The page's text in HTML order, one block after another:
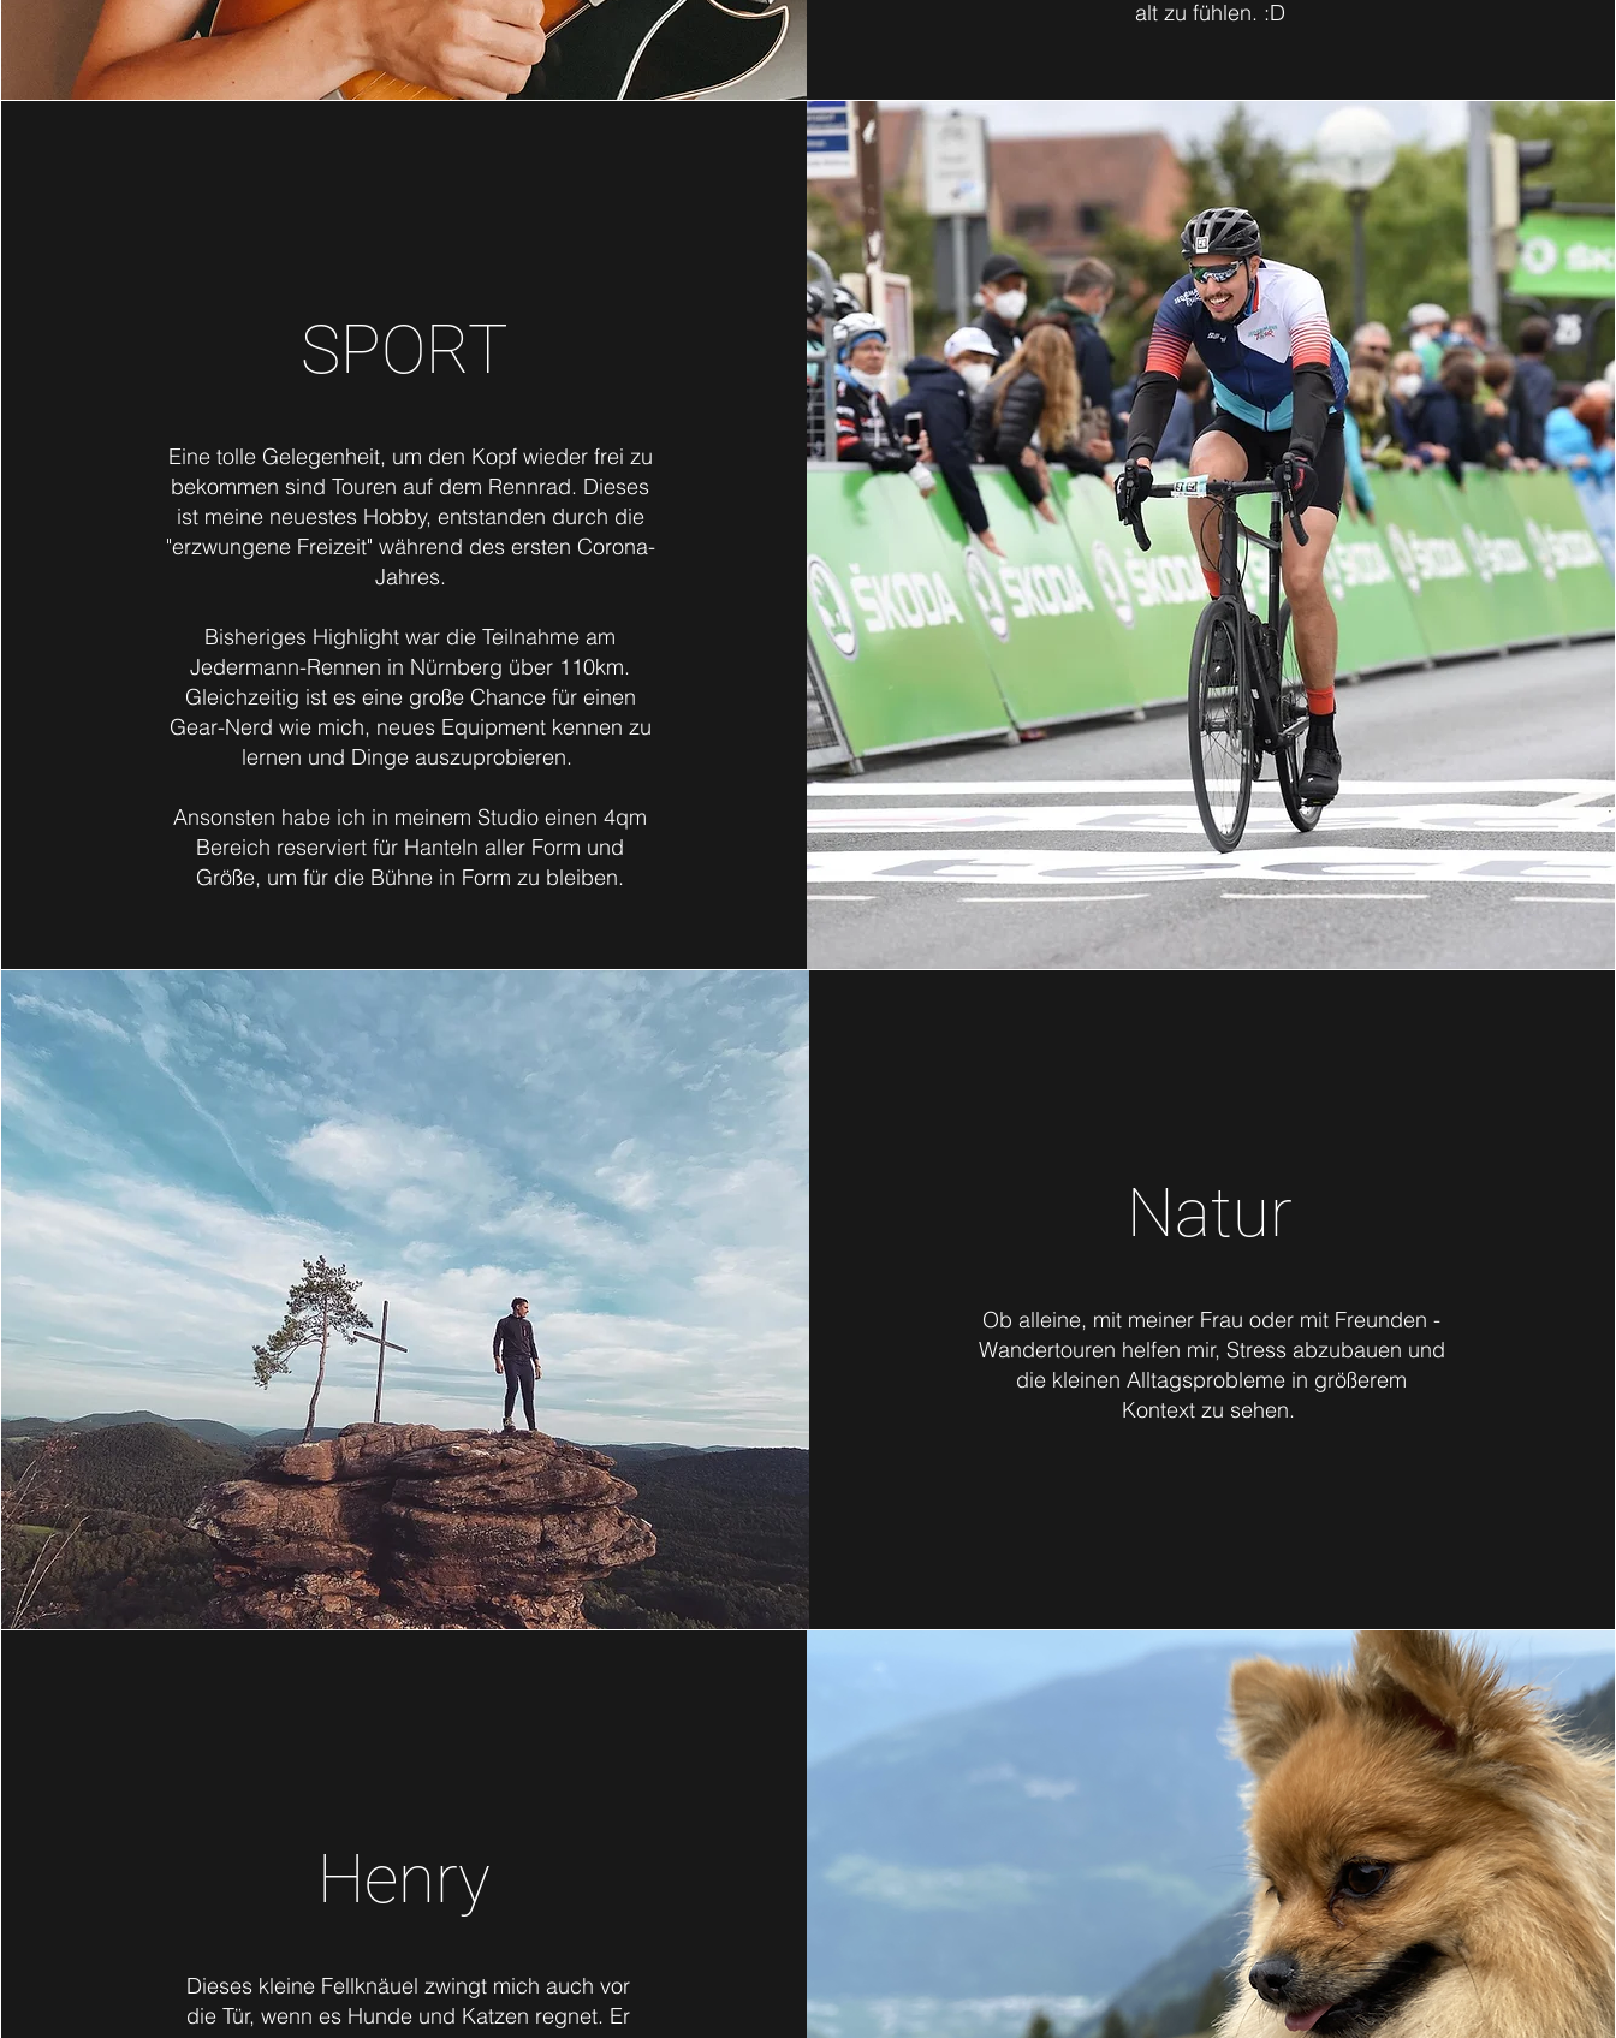
alt zu fühlen. :D
SPORT
Eine tolle Gelegenheit, um den Kopf wieder frei zu
bekommen sind Touren auf dem Rennrad. Dieses
ist meine neuestes Hobby, entstanden durch die
"erzwungene Freizeit" während des ersten Corona-
Jahres.
Bisheriges Highlight war die Teilnahme am
Jedermann-Rennen in Nürnberg über 110km.
Gleichzeitig ist es eine große Chance für einen
Gear-Nerd wie mich, neues Equipment kennen zu
lernen und Dinge auszuprobieren.
Ansonsten habe ich in meinem Studio einen 4qm
Bereich reserviert für Hanteln aller Form und
Größe, um für die Bühne in Form zu bleiben.
Natur
Ob alleine, mit meiner Frau oder mit Freunden -
Wandertouren helfen mir, Stress abzubauen und
die kleinen Alltagsprobleme in größerem
Kontext zu sehen.
Henry
Dieses kleine Fellknäuel zwingt mich auch vor
die Tür, wenn es Hunde und Katzen regnet. Er